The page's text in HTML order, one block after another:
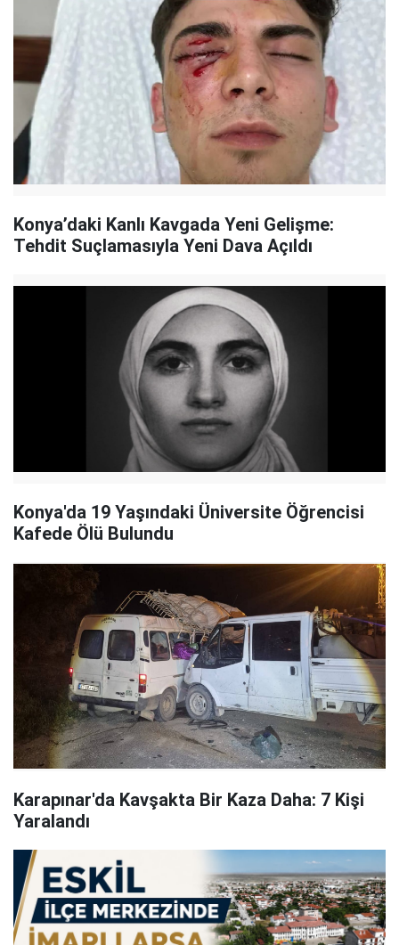
Konya’daki Kanlı Kavgada Yeni Gelişme:
Tehdit Suçlamasıyla Yeni Dava Açıldı
Konya'da 19 Yaşındaki Üniversite Öğrencisi
Kafede Ölü Bulundu
Karapınar'da Kavşakta Bir Kaza Daha: 7 Kişi
Yaralandı